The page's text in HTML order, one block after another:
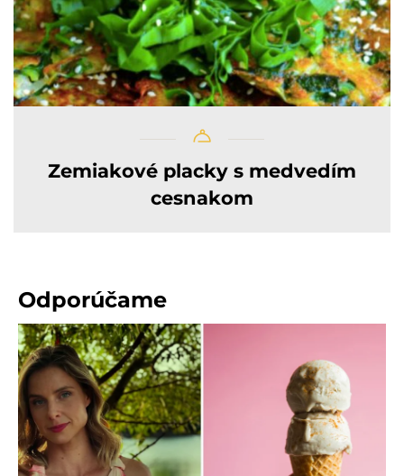
Zemiakové placky s medvedím
cesnakom
Odporúčame